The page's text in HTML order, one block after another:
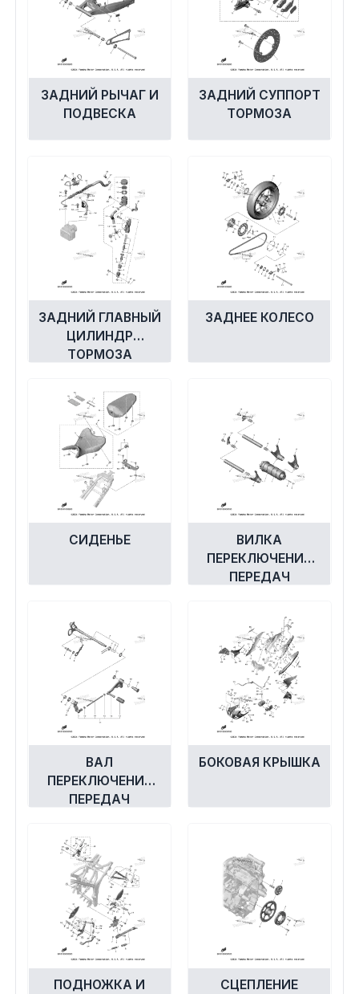
ЗАДНИЙ РЫЧАГ И
ПОДВЕСКА
ЗАДНИЙ СУППОРТ
ТОРМОЗА
ЗАДНИЙ ГЛАВНЫЙ
ЦИЛИНДР
ТОРМОЗА
ЗАДНЕЕ КОЛЕСО
СИДЕНЬЕ
ВИЛКА
ПЕРЕКЛЮЧЕНИЯ
ПЕРЕДАЧ
ВАЛ
ПЕРЕКЛЮЧЕНИЯ
ПЕРЕДАЧ
БОКОВАЯ КРЫШКА
ПОДНОЖКА И СЦЕПЛЕНИЕ